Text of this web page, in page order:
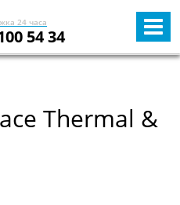
24 часа
54 34
Thermal &